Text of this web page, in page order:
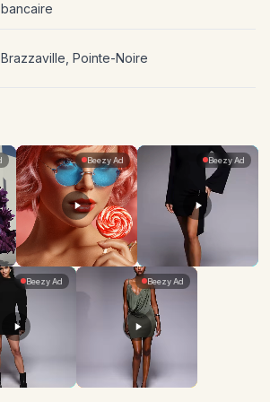
bancaire
Brazzaville, Pointe-Noire